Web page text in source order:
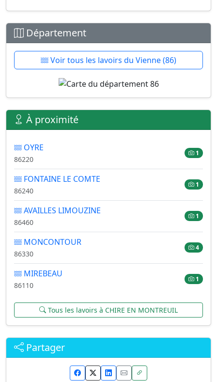
Département
Voir tous les lavoirs du Vienne (86)
À proximité
OYRE
86220
1
FONTAINE LE COMTE
86240
1
AVAILLES LIMOUZINE
86460
1
MONCONTOUR
86330
4
MIREBEAU
86110
1
Tous les lavoirs à CHIRE EN MONTREUIL
Partager